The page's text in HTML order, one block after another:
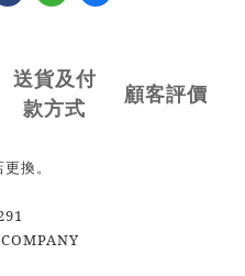
送貨及付
款方式
顧客評價
換。